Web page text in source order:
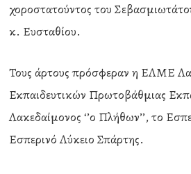
χοροστατούντος του
κ. Ευσταθίου.
Τους άρτους πρόσφεραν η ΕΛΜΕ
Εκπαιδευτικών Πρωτοβάθμιας
Λακεδαίμονος ‘’ο Πλήθων’’, το
Εσπερινό Λύκειο Σπάρτης.